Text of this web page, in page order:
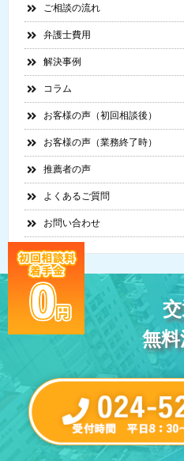
ご相談の流れ
弁護士費用
解決事例
コラム
お客様の声（初回相談後）
お客様の声（業務終了時）
推薦者の声
よくあるご質問
お問い合わせ
無